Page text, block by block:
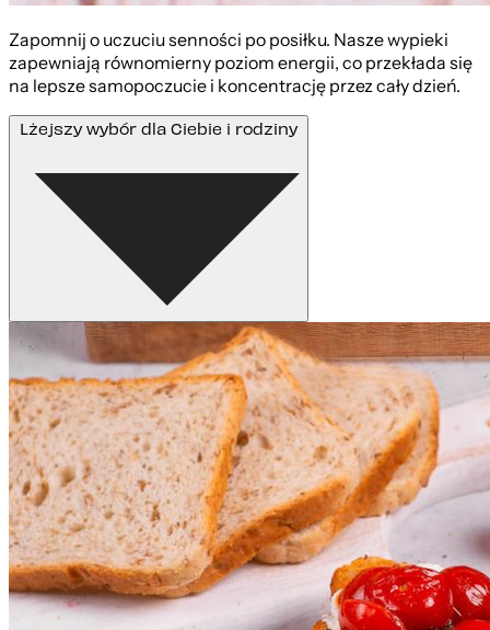
Zapomnij o uczuciu senności po posiłku. Nasze wypieki
zapewniają równomierny poziom energii, co przekłada się
na lepsze samopoczucie i koncentrację przez cały dzień.
Lżejszy wybór dla Ciebie i rodziny